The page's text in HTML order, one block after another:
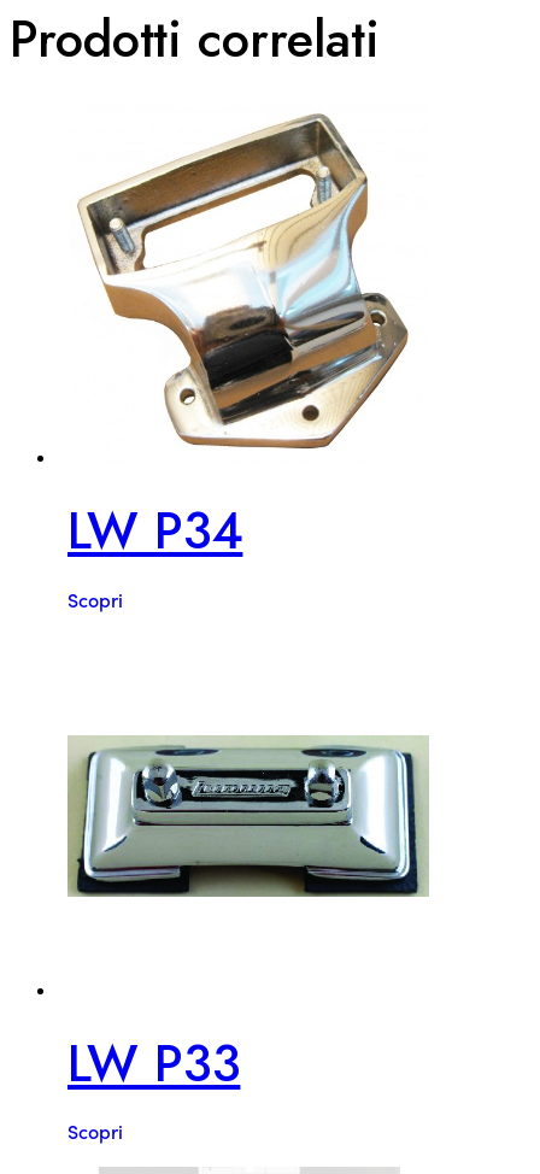
Prodotti correlati
LW P34
Scopri
LW P33
Scopri